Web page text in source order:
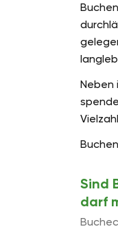
Neben
Sind
darf